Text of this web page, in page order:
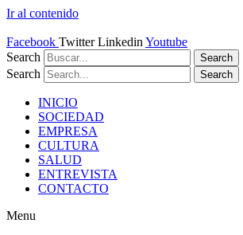
Ir al contenido
Facebook Twitter Linkedin Youtube
Search
Search
Search Search
INICIO
SOCIEDAD
EMPRESA
CULTURA
SALUD
ENTREVISTA
CONTACTO
Menu